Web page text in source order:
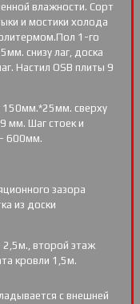
влажности. Сорт
и мостики холода
1-го
снизу лаг, доска
Настил OSB плиты 9
150мм.*25мм. сверху
мм. Шаг стоек и
600мм.
зазора
из доски
2,5м., второй этаж
кровли 1,5м.
с внешней